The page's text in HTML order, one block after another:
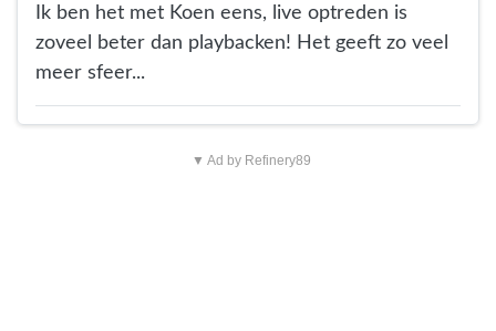
Ik ben het met Koen eens, live optreden is
zoveel beter dan playbacken! Het geeft zo veel
meer sfeer...
▼ Ad by Refinery89